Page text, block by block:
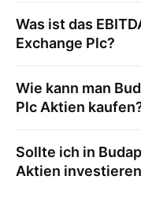
Was ist das
Exchange Plc?
Wie kann man
Plc Aktien
Sollte ich in
Aktien